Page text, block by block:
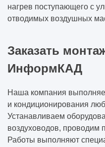
нагрев поступающего с
отводимых воздушных
Заказать
ИнформКАД
Наша компания
и кондиционирования
Устанавливаем
воздуховодов, проводим
Работы выполняют